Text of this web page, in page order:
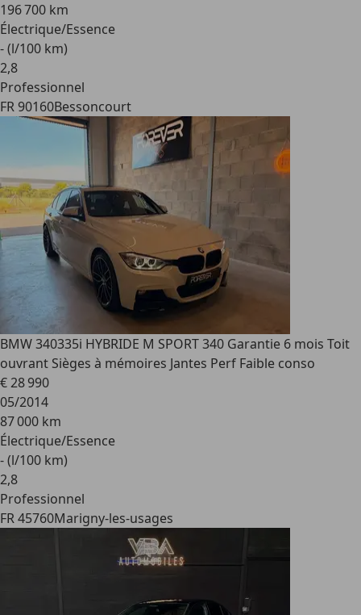
196 700 km
Électrique/Essence
- (l/100 km)
2,8
Professionnel
FR 90160Bessoncourt
BMW 340335i HYBRIDE M SPORT 340 Garantie 6 mois Toit
ouvrant Sièges à mémoires Jantes Perf Faible conso
€ 28 990
05/2014
87 000 km
Électrique/Essence
- (l/100 km)
2,8
Professionnel
FR 45760Marigny-les-usages